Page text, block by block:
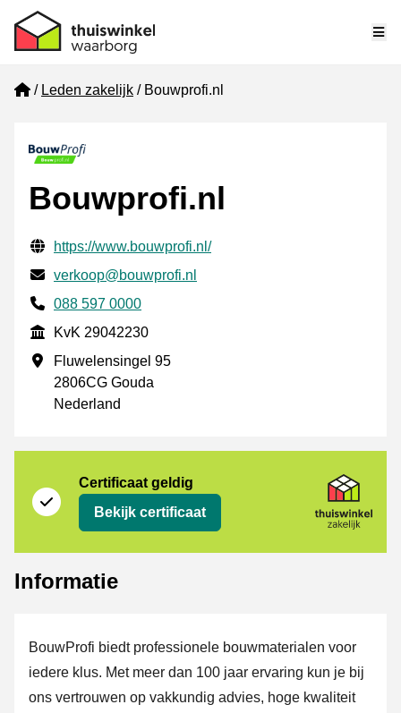
Home
Leden zakelijk Bouwprofi.nl
Bouwprofi.nl
Gecontroleerde contactgegevens
Website URL
https://www.bouwprofi.nl/
E-mail
verkoop@bouwprofi.nl
Telefoonnummer
088 597 0000
KvK
KvK 29042230
Vestigingsadres
Fluwelensingel 95
2806CG Gouda
Nederland
Certificaat geldig
Bekijk certificaat
Informatie
BouwProfi biedt professionele bouwmaterialen voor
iedere klus. Met meer dan 100 jaar ervaring kun je bij
ons vertrouwen op vakkundig advies, hoge kwaliteit